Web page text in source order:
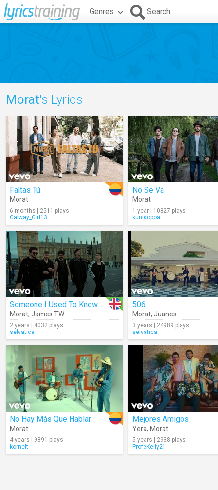
Genres Search
Morat's Lyrics
Faltas Tú
Morat
6 months | 2511 plays
Galway_Girl13
No Se Va
Morat
1 year | 10827 plays
kunidopoa
Someone I Used To Know
Morat, James TW
2 years | 4032 plays
selvatica
506
Morat, Juanes
3 years | 24989 plays
selvatica
No Hay Más Que Hablar
Morat
4 years | 9891 plays
kornelt
Mejores Amigos
Yera, Morat
5 years | 2938 plays
ProfeKelly21